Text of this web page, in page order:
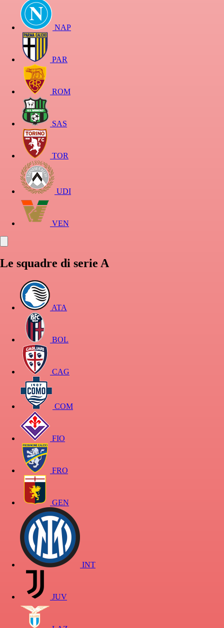
NAP
PAR
ROM
SAS
TOR
UDI
VEN
Le squadre di serie A
ATA
BOL
CAG
COM
FIO
FRO
GEN
INT
JUV